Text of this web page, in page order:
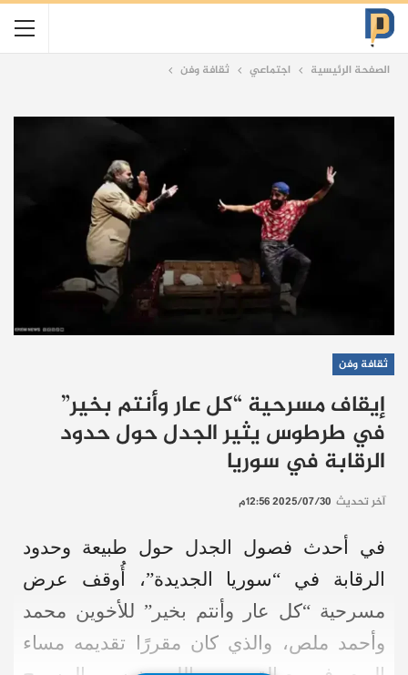
الصفحة الرئيسية اجتماعي ثقافة وفن
ثقافة وفن
إيقاف مسرحية “كل عار وأنتم بخير”
في طرطوس يثير الجدل حول حدود
الرقابة في سوريا
آخر تحديث 2025/07/30 12:56م
في أحدث فصول الجدل حول طبيعة وحدود
الرقابة في “سوريا الجديدة”، أُوقف عرض
مسرحية “كل عار وأنتم بخير” للأخوين محمد
وأحمد ملص، والذي كان مقررًا تقديمه مساء